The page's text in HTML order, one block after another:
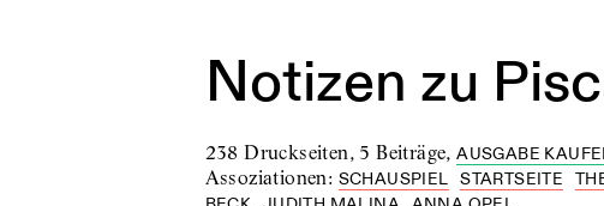
Notizen zu
238 Druckseiten, 5 Beiträge,AUSGABE
Assoziationen: SCHAUSPIEL STARTSEITE